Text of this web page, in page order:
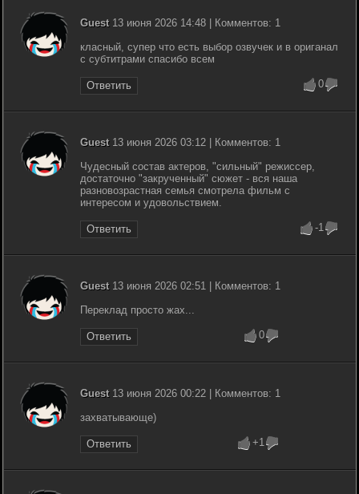
Guest13 июня 2026 14:48 | Комментов: 1
класный, супер что есть выбор озвучек и в ориганал
с субтитрами спасибо всем
Ответить 0
Guest13 июня 2026 03:12 | Комментов: 1
Чудесный состав актеров, "сильный" режиссер,
достаточно "закрученный" сюжет - вся наша
разновозрастная семья смотрела фильм с
интересом и удовольствием.
Ответить -1
Guest13 июня 2026 02:51 | Комментов: 1
Переклад просто жах...
Ответить 0
Guest13 июня 2026 00:22 | Комментов: 1
захватывающе)
Ответить +1